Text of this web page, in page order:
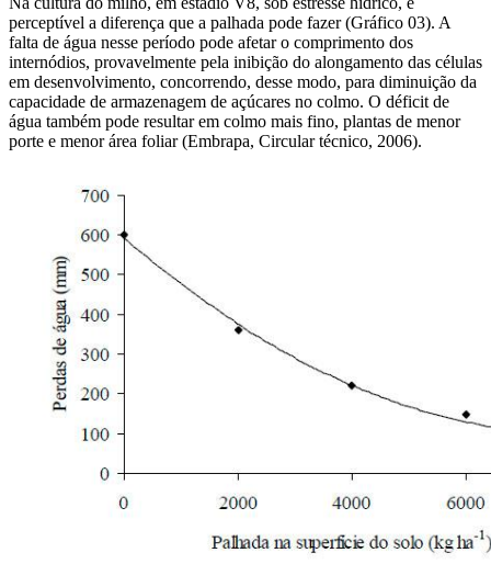
perceptível a diferença que a palhada pode fazer (Gráfico 03). A
falta de água nesse período pode afetar o comprimento dos
internódios, provavelmente pela inibição do alongamento das células
em desenvolvimento, concorrendo, desse modo, para diminuição da
capacidade de armazenagem de açúcares no colmo. O déficit de
água também pode resultar em colmo mais fino, plantas de menor
porte e menor área foliar (Embrapa, Circular técnico, 2006).